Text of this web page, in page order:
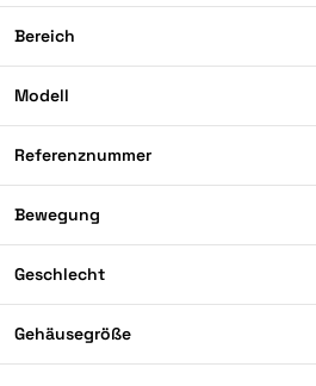
Bereich
Modell
Referenznummer
Bewegung
Geschlecht
Gehäusegröße